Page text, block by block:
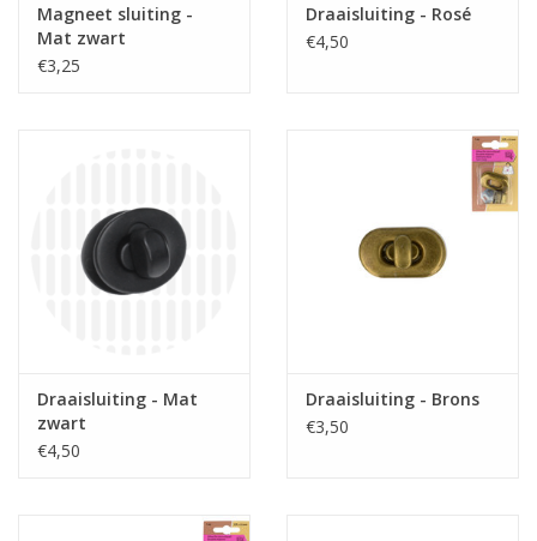
Magneet sluiting -
Mat zwart
€3,25
Draaisluiting - Rosé
€4,50
Draaisluiting - Mat
zwart
€4,50
Draaisluiting - Brons
€3,50